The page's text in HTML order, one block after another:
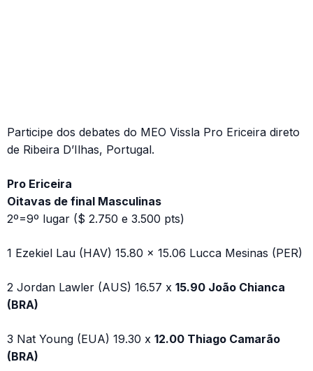
Participe dos debates do MEO Vissla Pro Ericeira direto
de Ribeira D’Ilhas, Portugal.
Pro Ericeira
Oitavas de final Masculinas
2º=9º lugar ($ 2.750 e 3.500 pts)
1 Ezekiel Lau (HAV) 15.80 x 15.06 Lucca Mesinas (PER)
2 Jordan Lawler (AUS) 16.57 x 15.90 João Chianca
(BRA)
3 Nat Young (EUA) 19.30 x 12.00 Thiago Camarão
(BRA)